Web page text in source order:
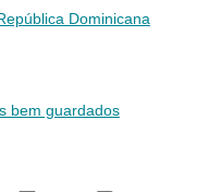
Dominicana
bem guardados